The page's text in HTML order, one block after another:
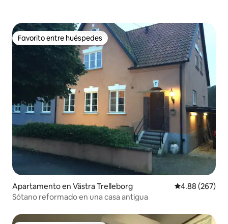
Favorito entre huéspedes
Favorito entre huéspedes
Apartamento en Västra Trelleborg Calificación
4.88 (267)
Sótano reformado en una casa antigua